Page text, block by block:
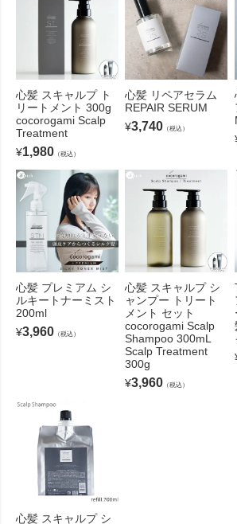
心髪 スキャルプ ト
リートメント 300g
cocorogami Scalp
Treatment
¥1,980 （税込）
心髪 リペアセラム
REPAIR SERUM
¥3,740 （税込）
心髪 プレミアム シ
ルキートナーミスト
200ml
¥3,960 （税込）
心髪 スキャルプ シ
ャンプー トリート
メント セット
cocorogami Scalp
Shampoo 300mL
Scalp Treatment
300g
¥3,960 （税込）
心髪 スキャルプ シ